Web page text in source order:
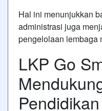
Hal ini menunjukkan
administrasi juga
pengelolaan lembaga
LKP Go
Pendidikan